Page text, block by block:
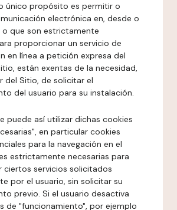
único propósito es permitir o
electrónica en, desde o
o que son estrictamente
proporcionar un servicio de
en línea a petición expresa del
están exentas de la necesidad,
del Sitio, de solicitar el
del usuario para su instalación.
puede así utilizar dichas cookies
en particular cookies
para la navegación en el
estrictamente necesarias para
ciertos servicios solicitados
por el usuario, sin solicitar su
previo. Si el usuario desactiva
de "funcionamiento", por ejemplo